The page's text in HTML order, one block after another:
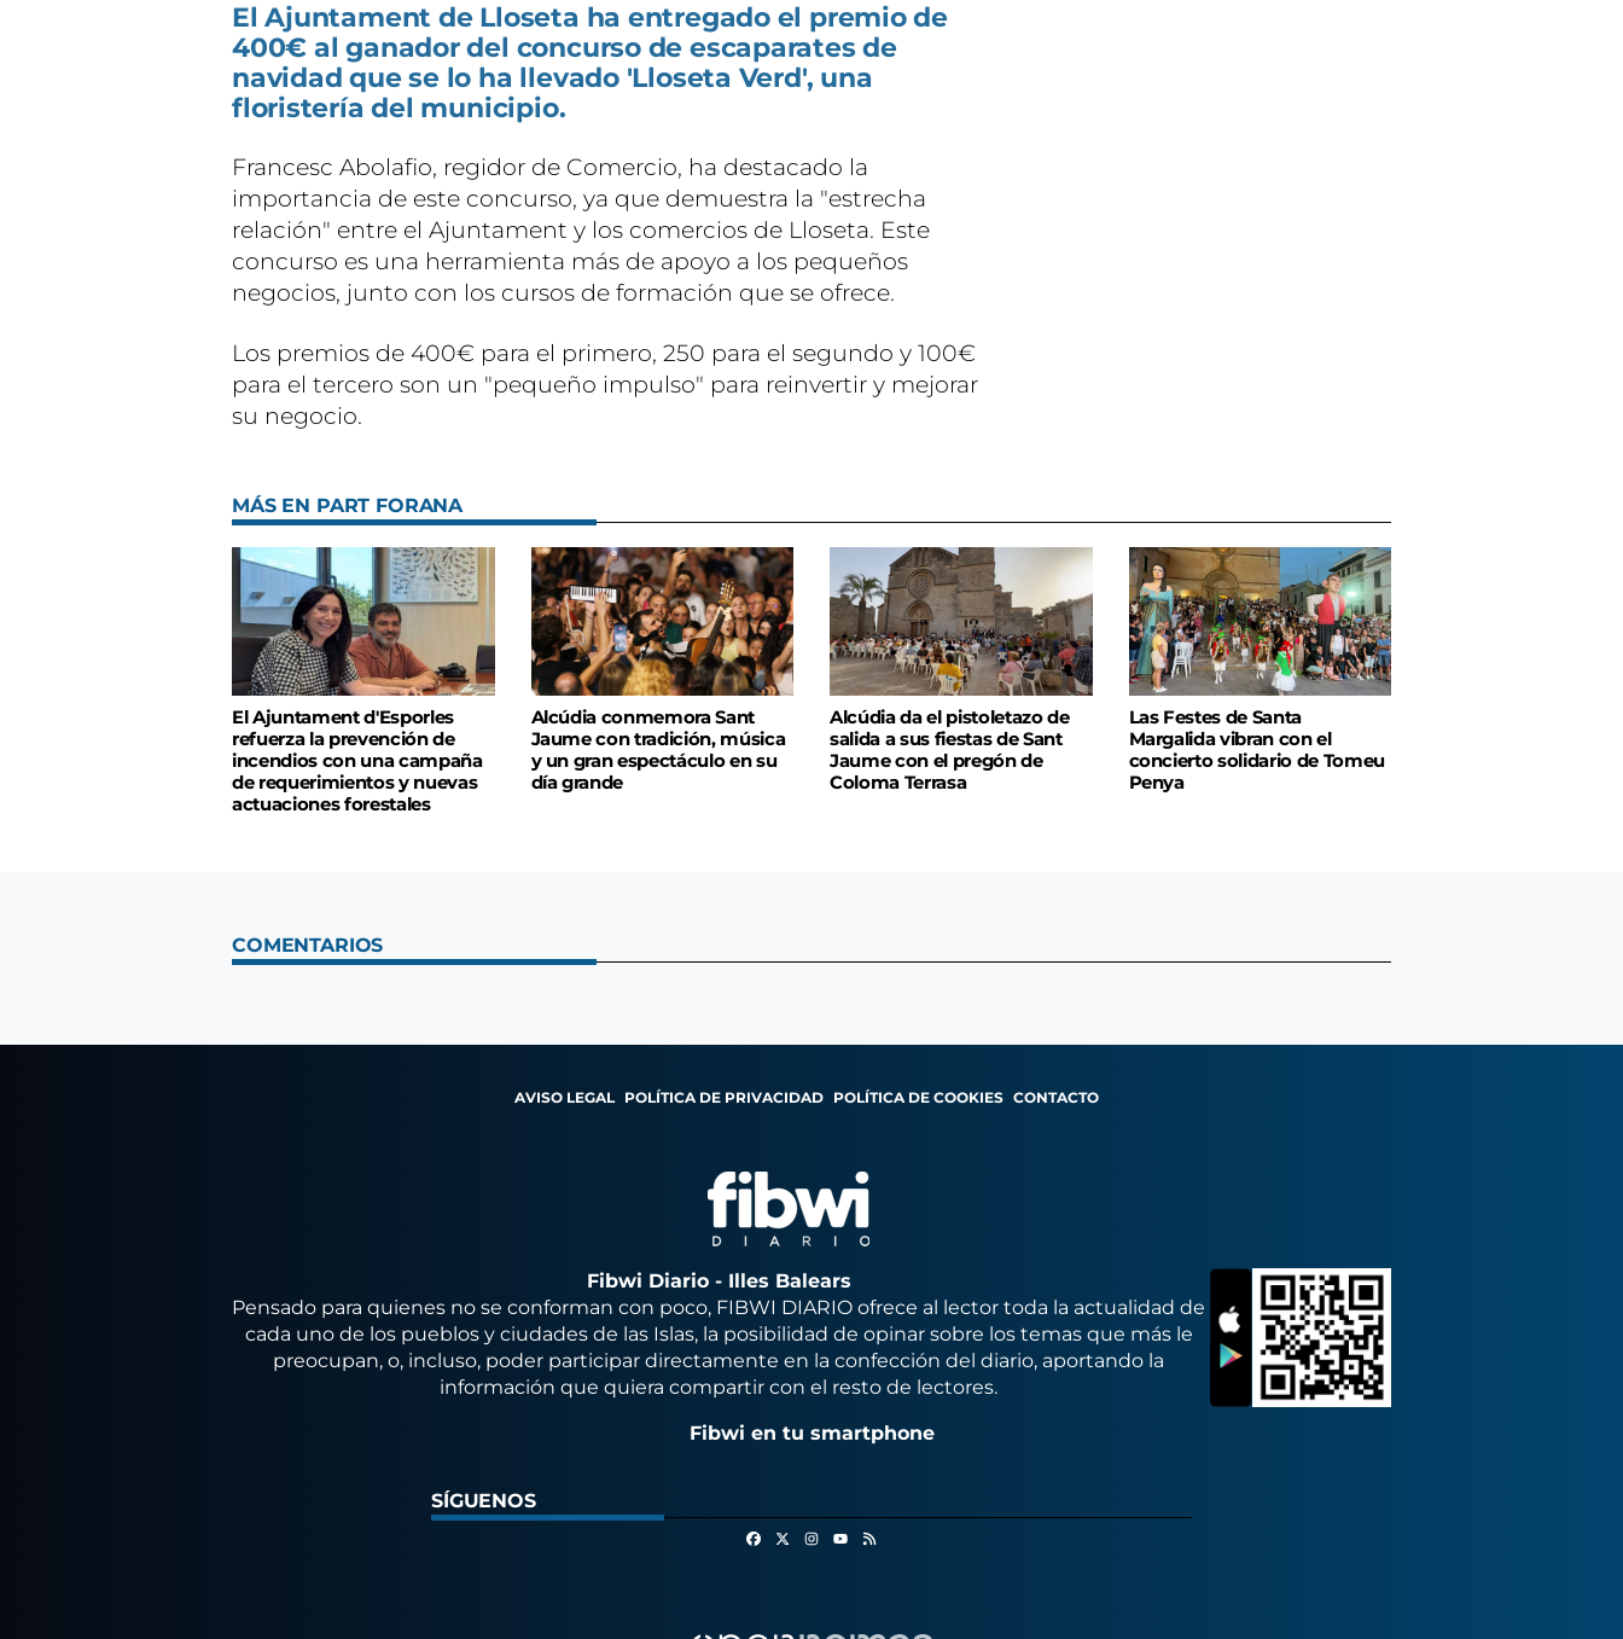
El Ajuntament de Lloseta ha entregado el premio de
400€ al ganador del concurso de escaparates de
navidad que se lo ha llevado 'Lloseta Verd', una
floristería del municipio.
Francesc Abolafio, regidor de Comercio, ha destacado la
importancia de este concurso, ya que demuestra la "estrecha
relación" entre el Ajuntament y los comercios de Lloseta. Este
concurso es una herramienta más de apoyo a los pequeños
negocios, junto con los cursos de formación que se ofrece.
Los premios de 400€ para el primero, 250 para el segundo y 100€
para el tercero son un "pequeño impulso" para reinvertir y mejorar
su negocio.
MÁS EN PART FORANA
El Ajuntament d'Esporles
refuerza la prevención de
incendios con una campaña
de requerimientos y nuevas
actuaciones forestales
Alcúdia conmemora Sant
Jaume con tradición, música
y un gran espectáculo en su
día grande
Alcúdia da el pistoletazo de
salida a sus fiestas de Sant
Jaume con el pregón de
Coloma Terrasa
Las Festes de Santa
Margalida vibran con el
concierto solidario de Tomeu
Penya
COMENTARIOS
AVISO LEGAL POLÍTICA DE PRIVACIDAD POLÍTICA DE COOKIES CONTACTO
Fibwi Diario - Illes Balears
Pensado para quienes no se conforman con poco, FIBWI DIARIO ofrece al lector toda la actualidad de
cada uno de los pueblos y ciudades de las Islas, la posibilidad de opinar sobre los temas que más le
preocupan, o, incluso, poder participar directamente en la confección del diario, aportando la
información que quiera compartir con el resto de lectores.
Fibwi en tu smartphone
SÍGUENOS
FacebookInstagram